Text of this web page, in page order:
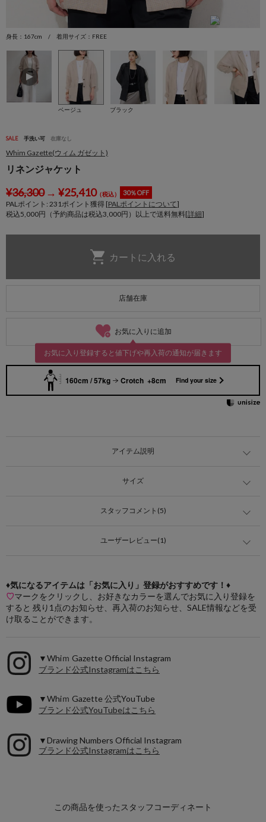
身長：167cm / 着用サイズ：FREE
ベージュ ブラック
SALE 手洗い可 在庫なし
Whim Gazette(ウィム ガゼット)
リネンジャケット
¥36,300→ ¥25,410（税込） 30％OFF
PALポイント: 231ポイント獲得 [PALポイントについて]
税込5,000円（予約商品は税込3,000円）以上で送料無料[詳細]
店舗在庫
お気に入りに追加
お気に入り登録すると値下げや再入荷の通知が届きます
160cm / 57kg Crotch +8cm Find your size
アイテム説明
サイズ
スタッフコメント(5)
ユーザーレビュー(1)
♦気になるアイテムは「お気に入り」登録がおすすめです！♦
♡マークをクリックし、お好きなカラーを選んでお気に入り登録を
すると 残り1点のお知らせ、再入荷のお知らせ、SALE情報などを受
け取ることができます。
▼Whiｍ Gazette Official Instagram
ブランド公式Instagramはこちら
▼Whiｍ Gazette 公式YouTube
ブランド公式YouTubeはこちら
▼Drawing Numbers Official Instagram
ブランド公式Instagramはこちら